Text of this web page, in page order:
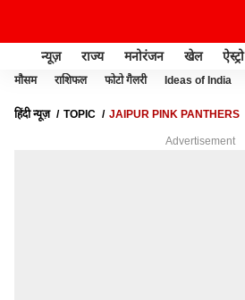
न्यूज़ राज्य मनोरंजन खेल ऐस्ट्रो
मौसम राशिफल फोटो गैलरी Ideas of India
हिंदी न्यूज़ TOPIC JAIPUR PINK PANTHERS
Advertisement